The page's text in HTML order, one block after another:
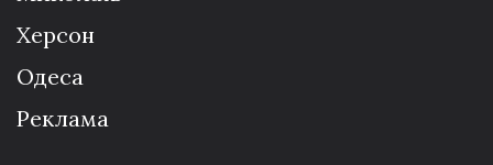
Херсон
Одеса
Реклама